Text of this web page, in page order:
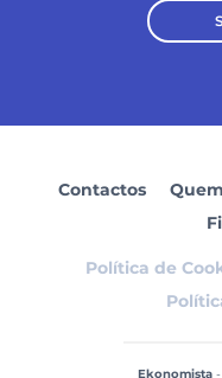
Contactos
Política de
Ekonomista-